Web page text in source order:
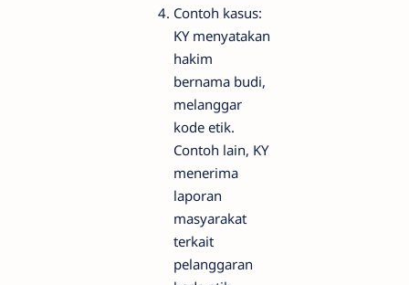
Contoh kasus:
KY menyatakan
hakim
bernama budi,
melanggar
kode etik.
Contoh lain, KY
menerima
laporan
masyarakat
terkait
pelanggaran